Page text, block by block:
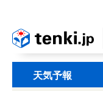
天気予報